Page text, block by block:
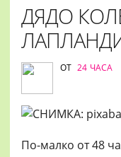
ДЯДО
ОТ 24 ЧАСА
По-малко от 48